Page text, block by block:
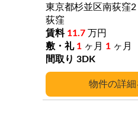
詳細
東京都杉並区南荻窪2
荻窪
11.7 万円
1 ヶ月 1 ヶ月
3DK